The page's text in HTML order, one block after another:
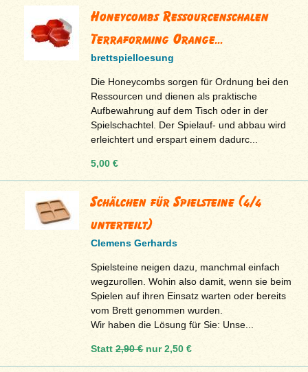
Honeycombs Ressourcenschalen
Terraforming Orange...
brettspielloesung
Die Honeycombs sorgen für Ordnung bei den
Ressourcen und dienen als praktische
Aufbewahrung auf dem Tisch oder in der
Spielschachtel. Der Spielauf- und abbau wird
erleichtert und erspart einem dadurc...
5,00 €
Schälchen für Spielsteine (4/4
unterteilt)
Clemens Gerhards
Spielsteine neigen dazu, manchmal einfach
wegzurollen. Wohin also damit, wenn sie beim
Spielen auf ihren Einsatz warten oder bereits
vom Brett genommen wurden.
Wir haben die Lösung für Sie: Unse...
Statt2,90 €nur2,50 €